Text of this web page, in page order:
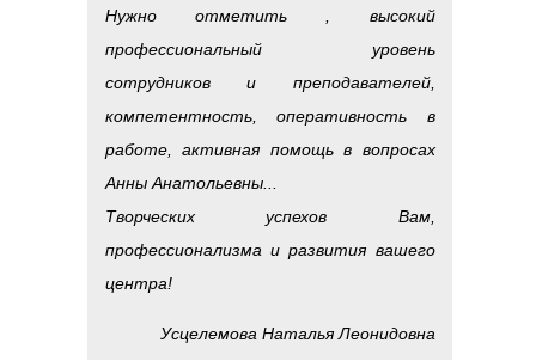
Нужно отметить , высокий
профессиональный уровень
сотрудников и преподавателей,
компетентность, оперативность в
работе, активная помощь в вопросах
Анны Анатольевны...
Творческих успехов Вам,
профессионализма и развития вашего
центра!
Усцелемова Наталья Леонидовна